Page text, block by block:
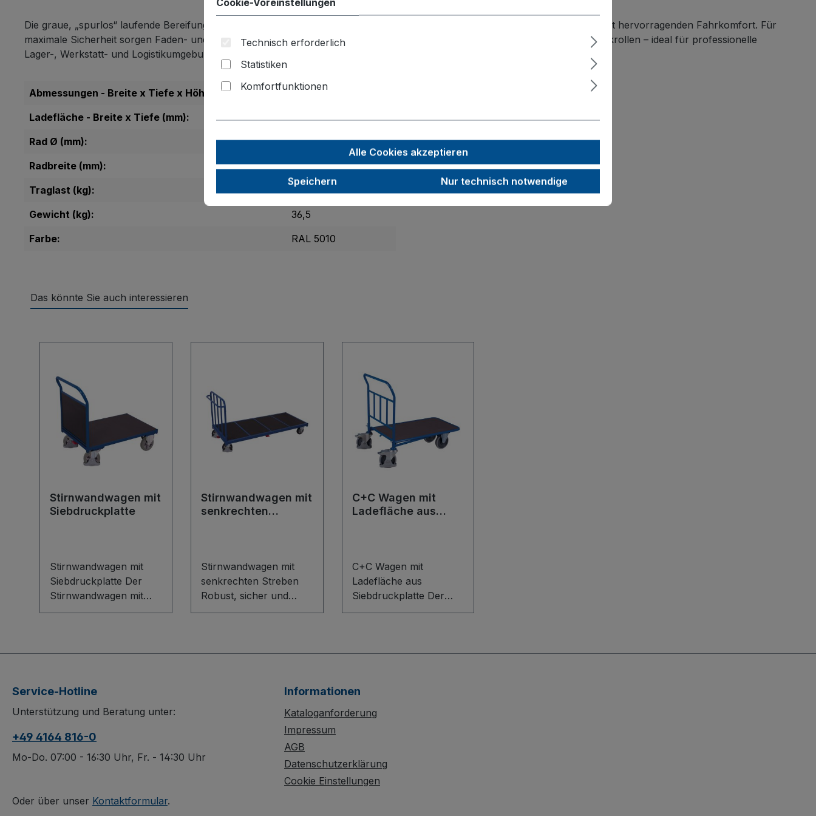
Die graue, „spurlos“ laufende Bereifung aus thermoplastischem Gummi auf Kunststofffelge mit Präzisions-Rillenkugellager bietet hervorragenden Fahrkomfort. Für
maximale Sicherheit sorgen Faden- und Fußschutz sowie 2 Lenkrollen mit
und 2 Bockrollen – ideal für professionelle
Lager-, Werkstatt- und Logistikumgebungen.
Abmessungen - Breite x Tiefe x Höhe (mm):
1325 x 800 x 1015
Ladefläche - Breite x Tiefe (mm):
1230 x 800
Rad Ø (mm):
200
Radbreite (mm):
40
Traglast (kg):
500
Gewicht (kg):
36,5
Farbe:
RAL 5010
Das könnte Sie auch interessieren
Stirnwandwagen mit
Siebdruckplatte
Stirnwandwagen mit
Siebdruckplatte Der
Stirnwandwagen mit
Siebdruckplatte
System mit innovativem
Ladefläche und
Stirnwand aus
Sperrholz besitzen eine
rutschhemmende
oberflächengeschützt
Stirnwandwagen mit
senkrechten
Stirnwandwagen mit
senkrechten Streben
Robust, sicher und
flexibel: Der
überzeugt durch seine
wasserfest verleimten
Sperrholzboden mit
rutschhemmender
Siebdruckoberfläche.
Die hohe Belastung
C+C Wagen mit
Ladefläche aus
C+C Wagen mit
Ladefläche aus
Siebdruckplatte Der
C+C Wagen mit
robuste Lösung für
Schweißkonstruktion
aus Stahl garantiert
wertvollen Platz
sparen. Die wasserfest
Service-Hotline
Unterstützung und Beratung unter:
+49 4164 816-0
Mo-Do. 07:00 - 16:30 Uhr, Fr. - 14:30 Uhr
Oder über unser Kontaktformular.
Informationen
Kataloganforderung
Impressum
AGB
Datenschutzerklärung
Cookie Einstellungen
Technisch erforderlich
Statistiken
Komfortfunktionen
Alle Cookies akzeptieren
Speichern Nur technisch notwendige